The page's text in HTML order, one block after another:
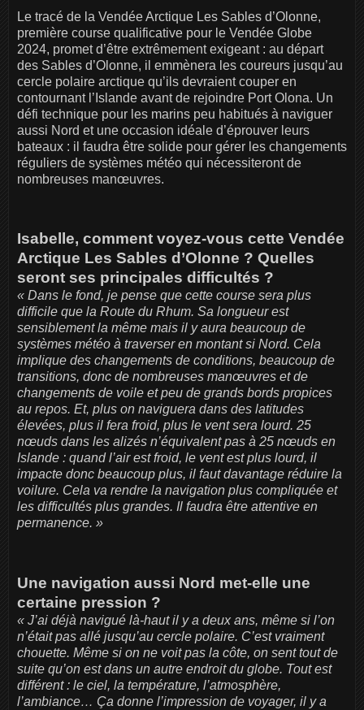
Le tracé de la Vendée Arctique Les Sables d’Olonne,
première course qualificative pour le Vendée Globe
2024, promet d’être extrêmement exigeant : au départ
des Sables d’Olonne, il emmènera les coureurs jusqu’au
cercle polaire arctique qu’ils devraient couper en
contournant l’Islande avant de rejoindre Port Olona. Un
défi technique pour les marins peu habitués à naviguer
aussi Nord et une occasion idéale d’éprouver leurs
bateaux : il faudra être solide pour gérer les changements
réguliers de systèmes météo qui nécessiteront de
nombreuses manœuvres.
Isabelle, comment voyez-vous cette Vendée
Arctique Les Sables d’Olonne ? Quelles
seront ses principales difficultés ?
« Dans le fond, je pense que cette course sera plus
difficile que la Route du Rhum. Sa longueur est
sensiblement la même mais il y aura beaucoup de
systèmes météo à traverser en montant si Nord. Cela
implique des changements de conditions, beaucoup de
transitions, donc de nombreuses manœuvres et de
changements de voile et peu de grands bords propices
au repos. Et, plus on naviguera dans des latitudes
élevées, plus il fera froid, plus le vent sera lourd. 25
nœuds dans les alizés n’équivalent pas à 25 nœuds en
Islande : quand l’air est froid, le vent est plus lourd, il
impacte donc beaucoup plus, il faut davantage réduire la
voilure. Cela va rendre la navigation plus compliquée et
les difficultés plus grandes. Il faudra être attentive en
permanence. »
Une navigation aussi Nord met-elle une
certaine pression ?
« J’ai déjà navigué là-haut il y a deux ans, même si l’on
n’était pas allé jusqu’au cercle polaire. C’est vraiment
chouette. Même si on ne voit pas la côte, on sent tout de
suite qu’on est dans un autre endroit du globe. Tout est
différent : le ciel, la température, l’atmosphère,
l’ambiance… Ça donne l’impression de voyager, il y a